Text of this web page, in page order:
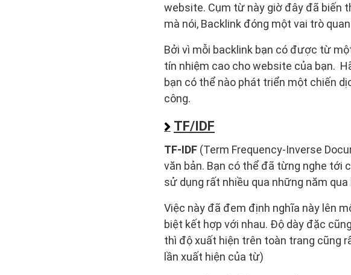
website. Cụm từ này giờ đây đã biến
mà nói, Backlink đóng một vai trò
Bởi vì mỗi backlink bạn có được từ
tín nhiệm cao cho website của bạn.
bạn có thể nào phát triển một chiến
công.
TF/IDF
TF-IDF (Term Frequency-Inverse
văn bản. Bạn có thể đã từng nghe tới
sử dụng rất nhiều qua những năm qua
Việc này đã đem định nghĩa này lên
biệt kết hợp với nhau. Độ dày đặc
thì độ xuất hiện trên toàn trang cũng
lần xuất hiện của từ)